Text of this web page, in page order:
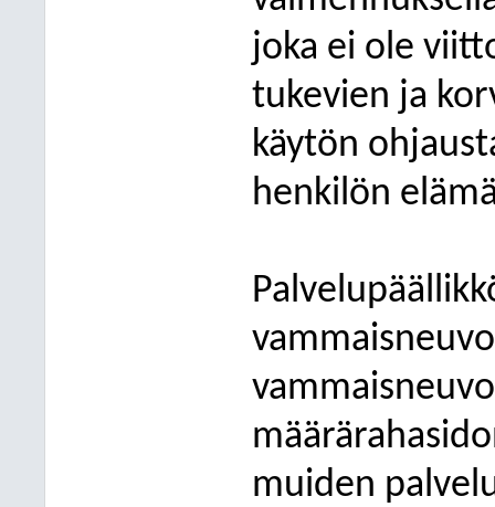
joka ei ole
tukevien ja
käytön
henkilön
muiden